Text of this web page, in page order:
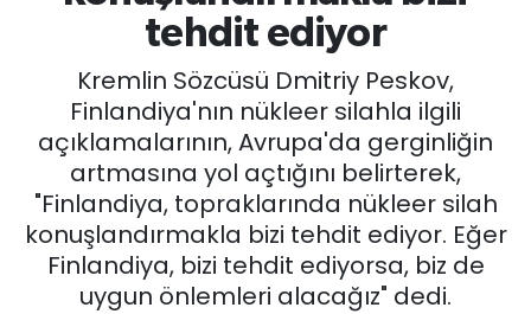
tehdit ediyor
Kremlin Sözcüsü Dmitriy Peskov,
Finlandiya'nın nükleer silahla ilgili
açıklamalarının, Avrupa'da gerginliğin
artmasına yol açtığını belirterek,
"Finlandiya, topraklarında nükleer silah
konuşlandırmakla bizi tehdit ediyor. Eğer
Finlandiya, bizi tehdit ediyorsa, biz de
uygun önlemleri alacağız" dedi.
Son Dakika Haberleri
Haber Arşivi